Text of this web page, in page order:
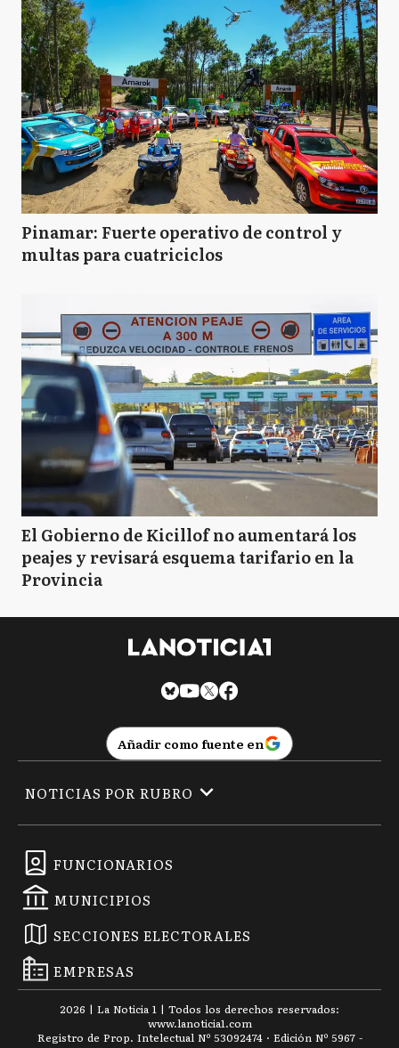
Pinamar: Fuerte operativo de control y
multas para cuatriciclos
El Gobierno de Kicillof no aumentará los
peajes y revisará esquema tarifario en la
Provincia
Añadir como fuente en
FUNCIONARIOS
MUNICIPIOS
SECCIONES ELECTORALES
EMPRESAS
NOTICIAS POR RUBRO
2026 | La Noticia 1 | Todos los derechos reservados:
www.lanoticia1.com
Registro de Prop. Intelectual Nº 53092474 · Edición Nº 5967 -